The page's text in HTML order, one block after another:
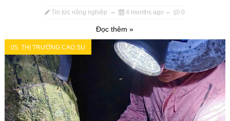
Tin tức nông nghiệp 4 months ago 0
Đọc thêm »
05. THỊ TRƯỜNG CAO SU